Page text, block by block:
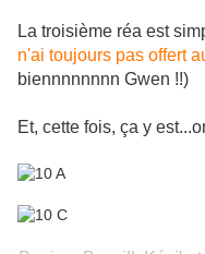
La troisième réa est
n'ai toujours pas offert
biennnnnnnn Gwen !!)
Et, cette fois, ça y